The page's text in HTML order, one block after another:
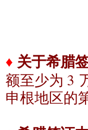
♦ 关于希腊
额至少为 3
申根地区的